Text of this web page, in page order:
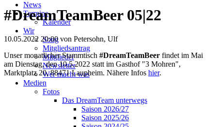
News
Termine
Kalender
Wir
Song
Mitgliedsantrag
Mitglieder
Newsletter
Wer macht was
Medien
Fotos
Das DreamTeam unterwegs
Saison 2026/27
Saison 2025/26
#DreamTeamBeer 05|22
10.05.2022 20:00von Petersohn, Ulf
Unser monatlicher Stammtisch #DreamTeamBeer findet im Mai
am Dienstag, den 10.5.2022 statt im Gasthof "3 Mohren",
Marktplatz 20, 88471 Laupheim. Nähere Infos hier.